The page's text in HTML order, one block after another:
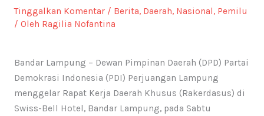
Tinggalkan Komentar / Berita, Daerah, Nasional, Pemilu
/ Oleh Ragilia Nofantina
Bandar Lampung – Dewan Pimpinan Daerah (DPD) Partai
Demokrasi Indonesia (PDI) Perjuangan Lampung
menggelar Rapat Kerja Daerah Khusus (Rakerdasus) di
Swiss-Bell Hotel, Bandar Lampung, pada Sabtu